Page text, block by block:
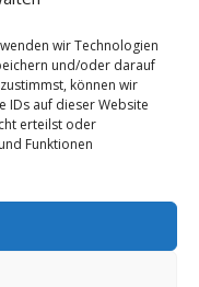
wir Technologien
und/oder darauf
können wir
IDs auf dieser Website
erteilst oder
Funktionen
(6.3 km)
(6.31 km)